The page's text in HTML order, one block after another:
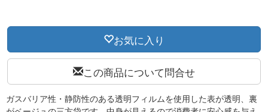
お気に入り
この商品について問合せ
ガスバリア性・静防性のある透明フィルムを使用した表が透明、裏